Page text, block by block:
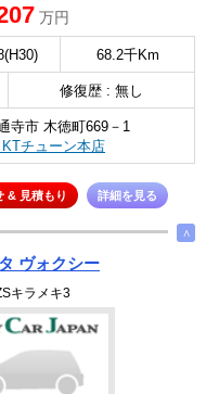
万円
68.2千Km
修復歴 : 無し
寺市 木徳町669－1
KTチューン本店
& 見積もり 詳細を見る
∧
ヴォクシー
キラメキ3